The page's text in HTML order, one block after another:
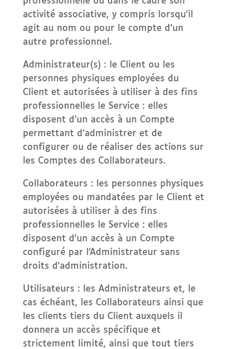
activité associative, y compris lorsqu’il
agit au nom ou pour le compte d’un
autre professionnel.
Administrateur(s) : le Client ou les
personnes physiques employées du
Client et autorisées à utiliser à des fins
professionnelles le Service : elles
disposent d’un accès à un Compte
permettant d’administrer et de
configurer ou de réaliser des actions sur
les Comptes des Collaborateurs.
Collaborateurs : les personnes physiques
employées ou mandatées par le Client et
autorisées à utiliser à des fins
professionnelles le Service : elles
disposent d’un accès à un Compte
configuré par l’Administrateur sans
droits d’administration.
Utilisateurs : les Administrateurs et, le
cas échéant, les Collaborateurs ainsi que
les clients tiers du Client auxquels il
donnera un accès spécifique et
strictement limité, ainsi que tout tiers